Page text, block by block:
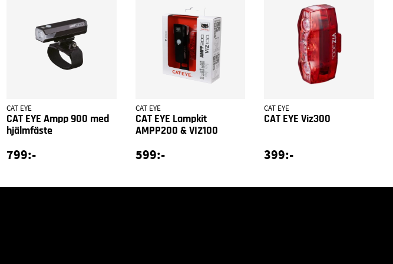
CAT EYE
CAT EYE Ampp 900 med
hjälmfäste
799:-
CAT EYE
CAT EYE Lampkit
AMPP200 & VIZ100
599:-
CAT EYE
CAT EYE Viz300
399:-